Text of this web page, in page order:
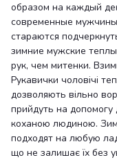
образом на каждый
современные
стараются
зимние мужские
рук, чем митенки.
Рукавички чоловічі
дозволяють вільно
прийдуть на допомогу
коханою людиною.
подходят на любую
що не залишає їх без